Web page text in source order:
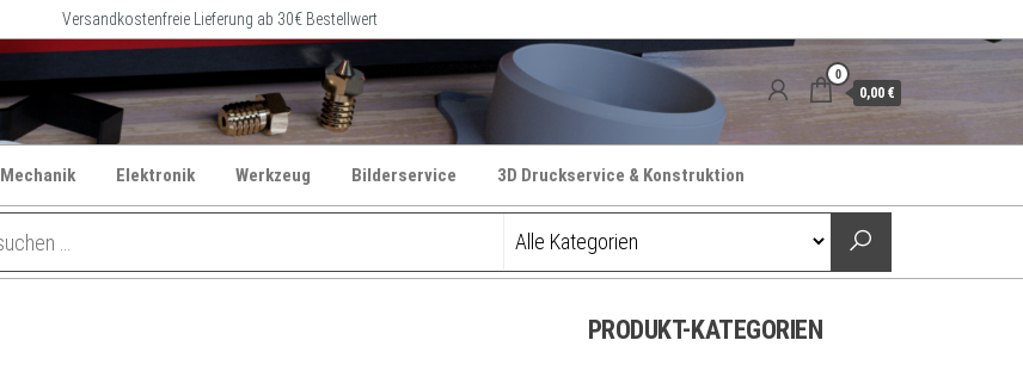
Versandkostenfreie Lieferung ab 30€ Bestellwert
0
0,00 €
Mechanik Elektronik Werkzeug Bilderservice 3D Druckservice & Konstruktion
PRODUKT-KATEGORIEN